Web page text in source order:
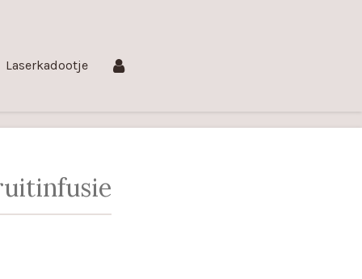
Laserkadootje